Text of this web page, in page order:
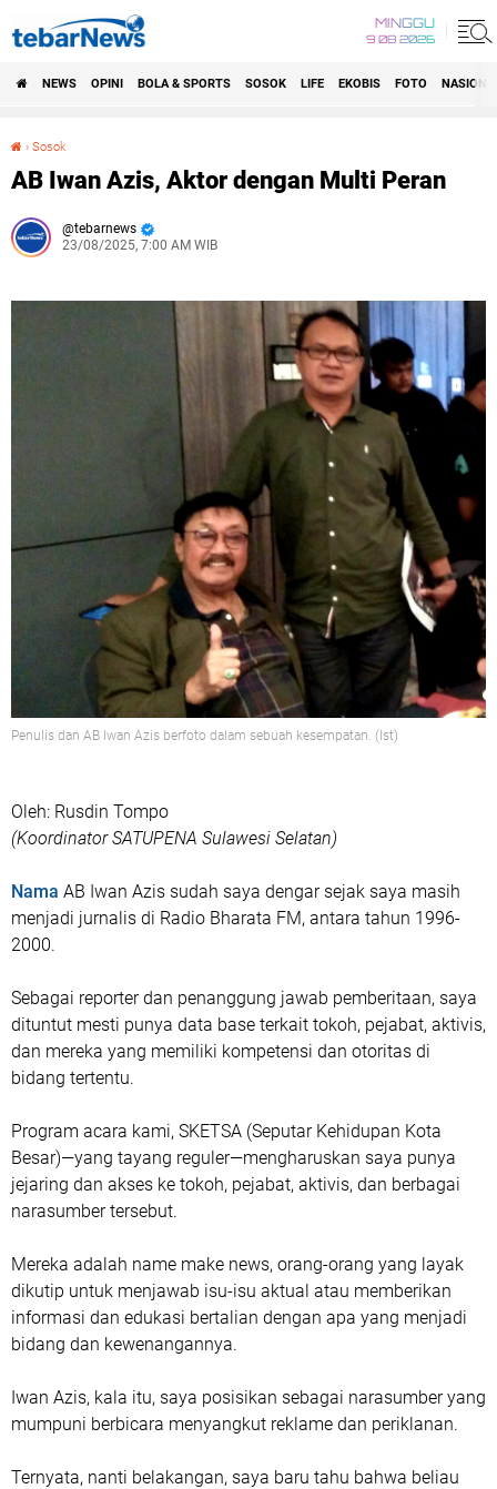
MINGGU
9 08 2026
NEWS OPINI BOLA & SPORTS SOSOK LIFE EKOBIS FOTO
› Sosok
AB Iwan Azis, Aktor dengan Multi Peran
tebarnews
23/08/2025, 7:00 AM WIB
Penulis dan AB Iwan Azis berfoto dalam sebuah kesempatan. (Ist)
Oleh: Rusdin Tompo
(Koordinator SATUPENA Sulawesi Selatan)
Nama AB Iwan Azis sudah saya dengar sejak saya masih
menjadi jurnalis di Radio Bharata FM, antara tahun 1996-
2000.
Sebagai reporter dan penanggung jawab pemberitaan, saya
dituntut mesti punya data base terkait tokoh, pejabat, aktivis,
dan mereka yang memiliki kompetensi dan otoritas di
bidang tertentu.
Program acara kami, SKETSA (Seputar Kehidupan Kota
Besar)—yang tayang reguler—mengharuskan saya punya
jejaring dan akses ke tokoh, pejabat, aktivis, dan berbagai
narasumber tersebut.
Mereka adalah name make news, orang-orang yang layak
dikutip untuk menjawab isu-isu aktual atau memberikan
informasi dan edukasi bertalian dengan apa yang menjadi
bidang dan kewenangannya.
Iwan Azis, kala itu, saya posisikan sebagai narasumber yang
mumpuni berbicara menyangkut reklame dan periklanan.
Ternyata, nanti belakangan, saya baru tahu bahwa beliau